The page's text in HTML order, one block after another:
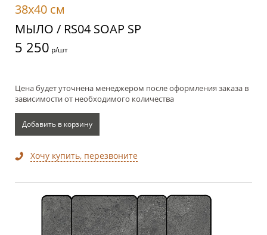
38x40 см
МЫЛО / RS04 SOAP SP
5 250 р/шт
Цена будет уточнена менеджером после оформления заказа в
зависимости от необходимого количества
Добавить в корзину
Хочу купить, перезвоните